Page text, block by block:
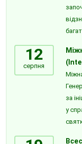
12
серпня
за
у